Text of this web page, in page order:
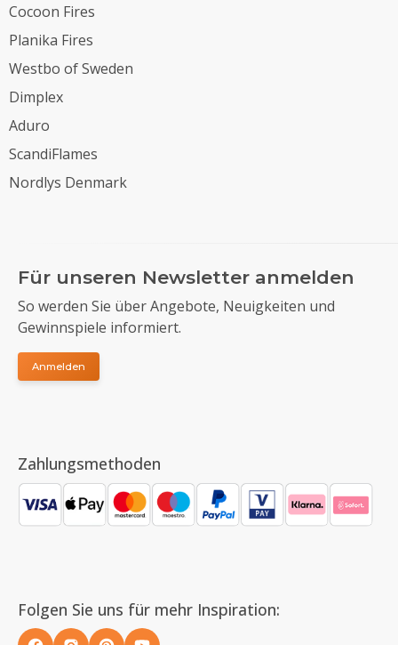
Cocoon Fires
Planika Fires
Westbo of Sweden
Dimplex
Aduro
ScandiFlames
Nordlys Denmark
Für unseren Newsletter anmelden
So werden Sie über Angebote, Neuigkeiten und
Gewinnspiele informiert.
Anmelden
Zahlungsmethoden
Folgen Sie uns für mehr Inspiration: